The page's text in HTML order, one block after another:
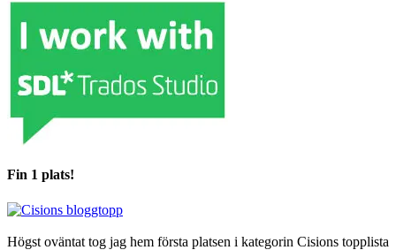
Fin 1 plats!
Högst oväntat tog jag hem första platsen i kategorin Cisions topplista